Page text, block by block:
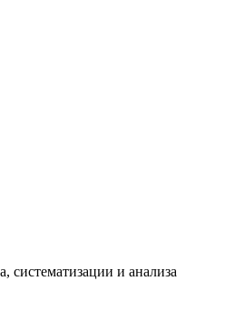
систематизации и анализа